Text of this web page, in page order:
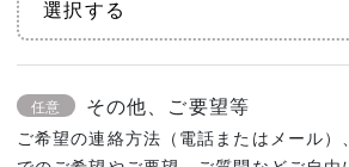
任意 その他、ご要望等
ご希望の連絡方法（電話またはメール